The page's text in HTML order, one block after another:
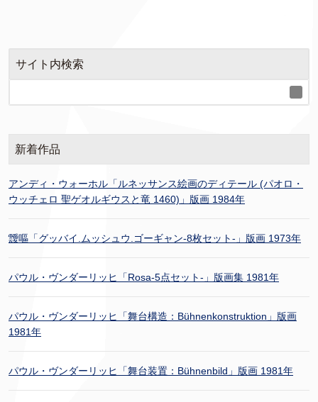
サイト内検索
新着作品
アンディ・ウォーホル「ルネッサンス絵画のディテール (パオロ・
ウッチェロ 聖ゲオルギウスと竜 1460)」版画 1984年
靉嘔「グッバイ.ムッシュウ.ゴーギャン-8枚セット-」版画 1973年
パウル・ヴンダーリッヒ「Rosa-5点セット-」版画集 1981年
パウル・ヴンダーリッヒ「舞台構造：Bühnenkonstruktion」版画
1981年
パウル・ヴンダーリッヒ「舞台装置：Bühnenbild」版画 1981年